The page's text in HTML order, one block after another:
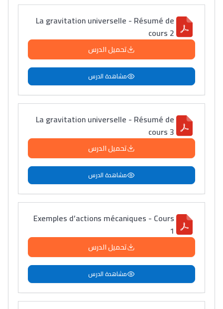
La gravitation universelle - Résumé de
cours 2
تحميل الدرس
مشاهدة الدرس
La gravitation universelle - Résumé de
cours 3
تحميل الدرس
مشاهدة الدرس
Exemples d’actions mécaniques - Cours
1
تحميل الدرس
مشاهدة الدرس